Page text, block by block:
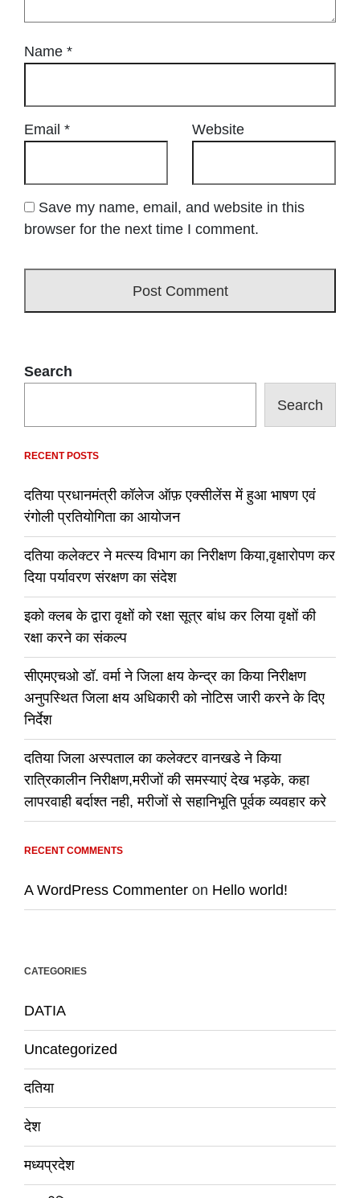
Name *
Email * Website
Save my name, email, and website in this
browser for the next time I comment.
Search
Search
RECENT POSTS
दतिया प्रधानमंत्री कॉलेज ऑफ़ एक्सीलेंस में हुआ भाषण एवं
रंगोली प्रतियोगिता का आयोजन
दतिया कलेक्टर ने मत्स्य विभाग का निरीक्षण किया,वृक्षारोपण कर
दिया पर्यावरण संरक्षण का संदेश
इको क्लब के द्वारा वृक्षों को रक्षा सूत्र बांध कर लिया वृक्षों की
रक्षा करने का संकल्प
सीएमएचओ डॉ. वर्मा ने जिला क्षय केन्द्र का किया निरीक्षण
अनुपस्थित जिला क्षय अधिकारी को नोटिस जारी करने के दिए
निर्देश
दतिया जिला अस्पताल का कलेक्टर वानखडे ने किया
रात्रिकालीन निरीक्षण,मरीजों की समस्याएं देख भड़के, कहा
लापरवाही बर्दाश्त नही, मरीजों से सहानिभूति पूर्वक व्यवहार करे
RECENT COMMENTS
A WordPress Commenter on Hello world!
CATEGORIES
DATIA
Uncategorized
दतिया
देश
मध्यप्रदेश